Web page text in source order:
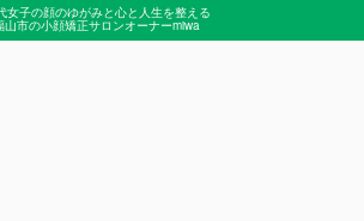
女子の顔のゆがみと心と人生を整える
山市の小顔矯正サロンオーナーmiwa